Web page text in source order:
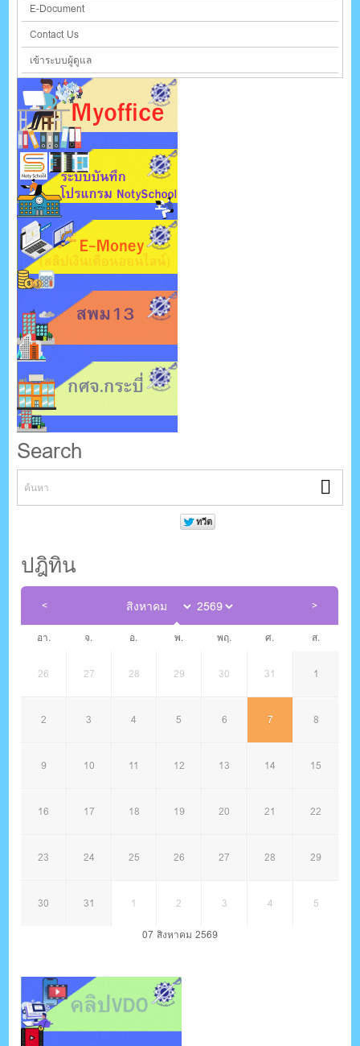
E-Document
Contact Us
เข้าระบบผู้ดูแล
Search
ปฎิทิน
อา. จ. อ. พ. พฤ. ศ. ส.
26 27 28 29 30 31 1
2 3 4 5 6 7 8
9 10 11 12 13 14 15
16 17 18 19 20 21 22
23 24 25 26 27 28 29
30 31 1 2 3 4 5
07 สิงหาคม 2569